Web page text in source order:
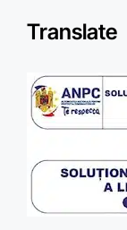
Translate